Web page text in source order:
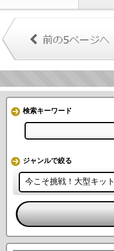
検索キーワード
ジャンルで絞る